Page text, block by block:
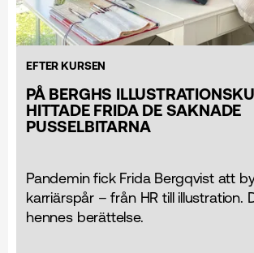
EFTER KURSEN
PÅ BERGHS
HITTADE FRIDA DE SAKNADE
PUSSELBITARNA
Pandemin fick Frida Bergqvist att
karriärspår – från HR till illustration.
hennes berättelse.